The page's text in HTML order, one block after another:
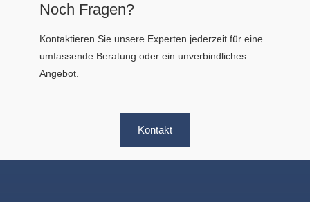
Noch Fragen?
Kontaktieren Sie unsere Experten jederzeit für eine
umfassende Beratung oder ein unverbindliches
Angebot.
Kontakt